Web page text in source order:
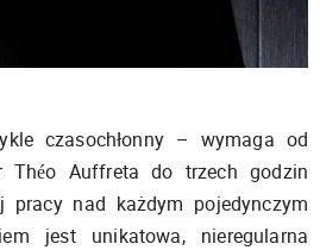
czasochłonny – wymaga od
Théo Auffreta do trzech godzin
pracy nad każdym pojedynczym
jest unikatowa, nieregularna